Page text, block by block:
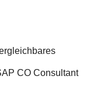
CO Consultant